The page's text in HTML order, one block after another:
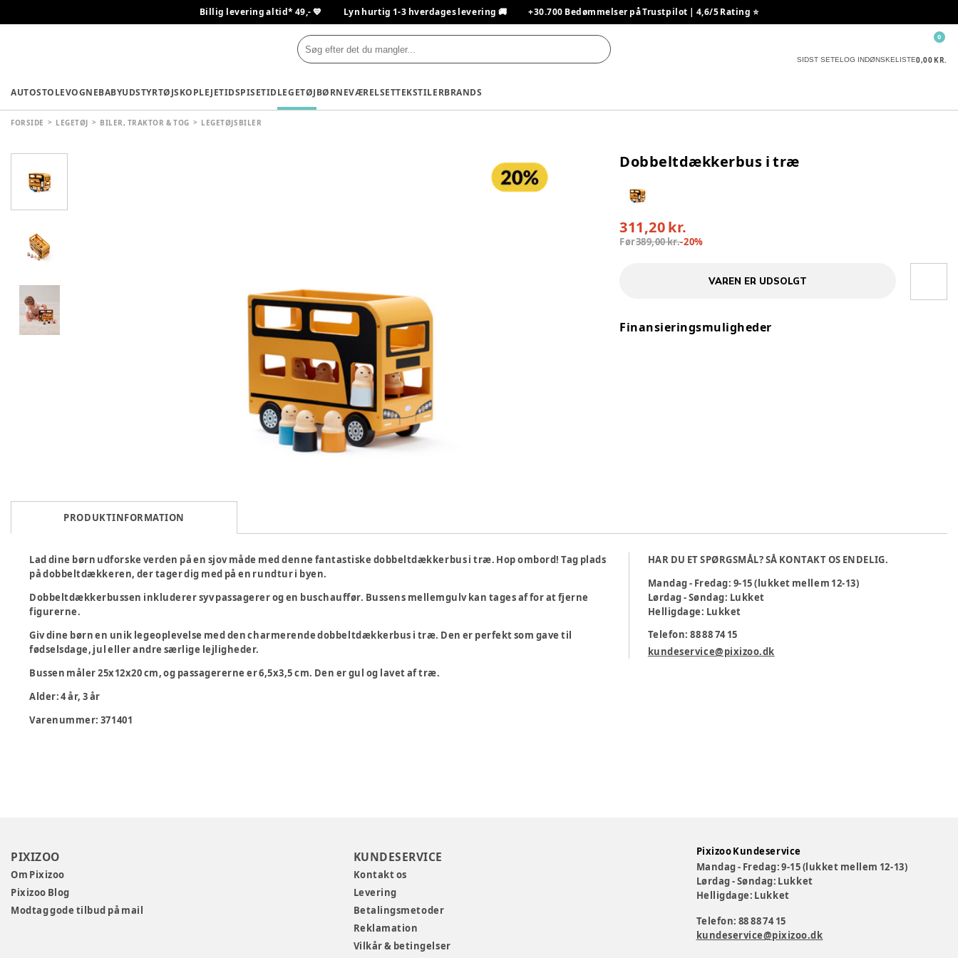
Billig levering altid* 49,- 💙 Lyn hurtig 1-3 hverdages levering 🚚 +30.700 Bedømmelser på Trustpilot | 4,6/5 Rating ⭐️
SIDST SETELOG INDØNSKELISTE0,00 KR.
0
AUTOSTOLEVOGNEBABYUDSTYRTØJSKOPLEJETIDSPISETIDLEGETØJBØRNEVÆRELSETTEKSTILERBRANDS
FORSIDE LEGETØJ BILER, TRAKTOR & TOG LEGETØJSBILER
Dobbeltdækkerbus i træ
311,20 kr.
Før389,00 kr.-20%
VAREN ER UDSOLGT
Finansieringsmuligheder
PRODUKTINFORMATION
Lad dine børn udforske verden på en sjov måde med denne fantastiske dobbeltdækkerbus i træ. Hop ombord! Tag plads
på dobbeltdækkeren, der tager dig med på en rundtur i byen.
Dobbeltdækkerbussen inkluderer syv passagerer og en buschauffør. Bussens mellemgulv kan tages af for at fjerne
figurerne.
Giv dine børn en unik legeoplevelse med den charmerende dobbeltdækkerbus i træ. Den er perfekt som gave til
fødselsdage, jul eller andre særlige lejligheder.
Bussen måler 25x12x20 cm, og passagererne er 6,5x3,5 cm. Den er gul og lavet af træ.
Alder:4 år, 3 år
Varenummer: 371401
HAR DU ET SPØRGSMÅL? SÅ KONTAKT OS ENDELIG.
Mandag - Fredag: 9-15 (lukket mellem 12-13)
Lørdag - Søndag: Lukket
Helligdage: Lukket
Telefon: 88 88 74 15
kundeservice@pixizoo.dk
PIXIZOO
Om Pixizoo
Pixizoo Blog
Modtag gode tilbud på mail
KUNDESERVICE
Kontakt os
Levering
Betalingsmetoder
Reklamation
Vilkår & betingelser
Pixizoo Kundeservice
Mandag - Fredag: 9-15 (lukket mellem 12-13)
Lørdag - Søndag: Lukket
Helligdage: Lukket
Telefon: 88 88 74 15
kundeservice@pixizoo.dk